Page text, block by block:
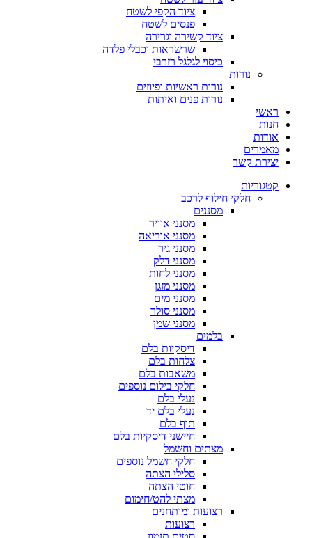
ציוד הקפי לשטח
פנסים לשטח
ציוד קשירה וגרירה
שרשראות וכבלי פלדה
כיסוי לגלגל רזרבי
נורות
נורות ראשיות ופיוזים
נורות פנים ואיתות
ראשי
חנות
אודות
מאמרים
יצירת קשר
קטגוריות
חלקי חילוף לרכב
מסננים
מסנני אוויר
מסנני אוריאה
מסנני גיר
מסנני דלק
מסנני לחות
מסנני מזגן
מסנני מים
מסנני סולר
מסנני שמן
בלמים
דיסקיות בלם
צלחות בלם
משאבות בלם
חלקי בילום נוספים
נעלי בלם
נעלי בלם יד
תוף בלם
חיישני דיסקיות בלם
מצתים וחשמל
חלקי חשמל נוספים
סלילי הצתה
חוטי הצתה
מצתי להט/חימום
רצועות ומותחנים
רצועות